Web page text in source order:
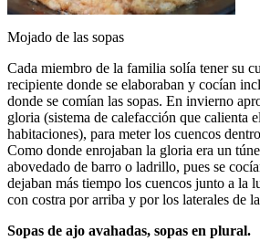
Mojado de las sopas
Cada miembro de la familia solía tener su
recipiente donde se elaboraban y cocían
donde se comían las sopas. En invierno
gloria (sistema de calefacción que calienta
habitaciones), para meter los cuencos
Como donde enrojaban la gloria era un
abovedado de barro o ladrillo, pues se
dejaban más tiempo los cuencos junto a la
con costra por arriba y por los laterales de
Sopas de ajo avahadas, sopas en plural.